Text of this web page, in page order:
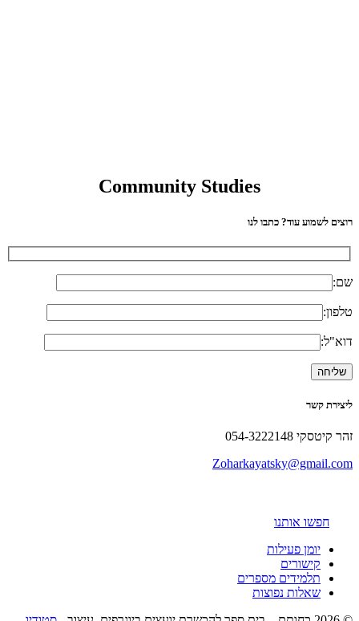
Community Studies
רוצים לשמוע עוד? כתבו לנו
שם:
טלפון:
דוא"ל:
ליצירת קשר
זהר קיטסקי 054-3222148
Zoharkayatsky@gmail.com
חפשו אותנו
יומן פעילות
קישורים
תלמידים מספרים
שאלות נפוצות